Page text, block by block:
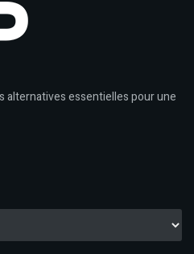
alternatives essentielles pour une